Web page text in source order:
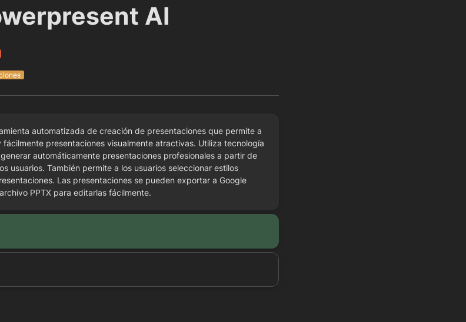
AI
automatizada de creación de presentaciones que permite a
fácilmente presentaciones visualmente atractivas. Utiliza tecnología
automáticamente presentaciones profesionales a partir de
usuarios. También permite a los usuarios seleccionar estilos
Las presentaciones se pueden exportar a Google
PPTX para editarlas fácilmente.